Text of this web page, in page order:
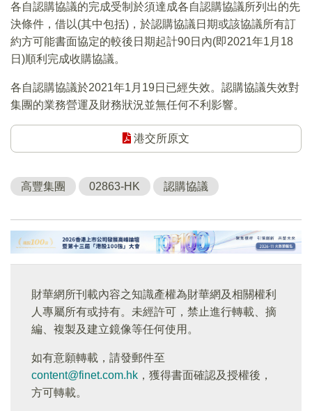
各自認購協議的完成受制於須達成各自認購協議所列出的先
決條件，借以(其中包括)，於認購協議日期或該協議所有訂
約方可能書面協定的較後日期起計90日內(即2021年1月18
日)順利完成收購協議。
各自認購協議於2021年1月19日已經失效。認購協議失效對
集團的業務營運及財務狀況並無任何不利影響。
港交所原文
高豐集團 02863-HK 認購協議
財華網所刊載內容之知識產權為財華網及相關權利
人專屬所有或持有。未經許可，禁止進行轉載、摘
編、複製及建立鏡像等任何使用。
如有意願轉載，請發郵件至
content@finet.com.hk ，獲得書面確認及授權後，
方可轉載。